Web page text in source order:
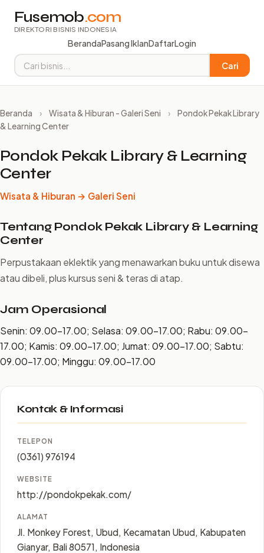
Fusemob.com
DIREKTORI BISNIS INDONESIA
BerandaPasang IklanDaftarLogin
Cari
Beranda › Wisata & Hiburan - Galeri Seni ›
Pondok Pekak Library
& Learning Center
Pondok Pekak Library & Learning
Center
Wisata & Hiburan → Galeri Seni
Tentang Pondok Pekak Library & Learning
Center
Perpustakaan eklektik yang menawarkan buku untuk disewa
atau dibeli, plus kursus seni & teras di atap.
Jam Operasional
Senin: 09.00–17.00; Selasa: 09.00–17.00; Rabu: 09.00–
17.00; Kamis: 09.00–17.00; Jumat: 09.00–17.00; Sabtu:
09.00–17.00; Minggu: 09.00–17.00
Kontak & Informasi
TELEPON
(0361) 976194
WEBSITE
http://pondokpekak.com/
ALAMAT
Jl. Monkey Forest, Ubud, Kecamatan Ubud, Kabupaten
Gianyar, Bali 80571, Indonesia